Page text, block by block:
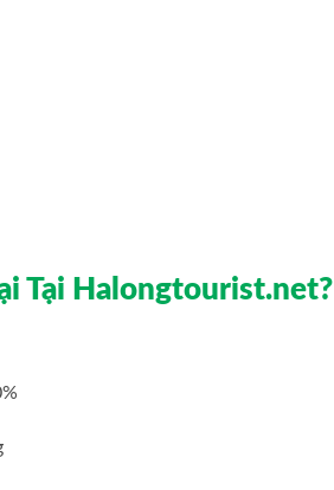
Tại Halongtourist.net?